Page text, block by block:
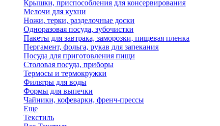
Крышки, приспособления для консервирования
Мелочи для кухни
Ножи, терки, разделочные доски
Одноразовая посуда, зубочистки
Пакеты для завтрака, заморозки, пищевая пленка
Пергамент, фольга, рукав для запекания
Посуда для приготовления пищи
Столовая посуда, приборы
Термосы и термокружки
Фильтры для воды
Формы для выпечки
Чайники, кофеварки, френч-прессы
Еще
Текстиль